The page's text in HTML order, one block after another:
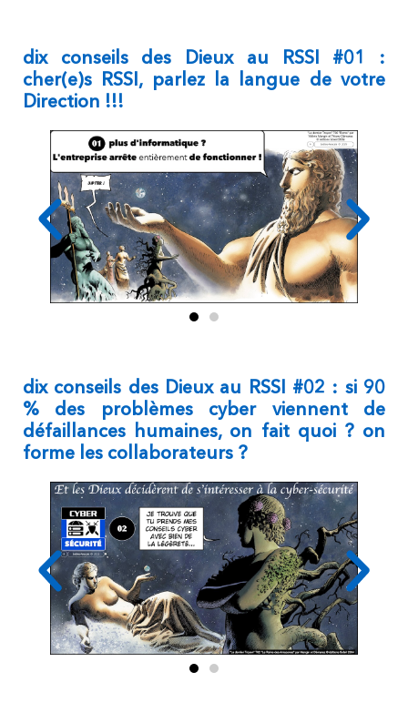
dix conseils des Dieux au RSSI #01 :
cher(e)s RSSI, parlez la langue de votre
Direction !!!
dix conseils des Dieux au RSSI #02 : si 90
% des problèmes cyber viennent de
défaillances humaines, on fait quoi ? on
forme les collaborateurs ?